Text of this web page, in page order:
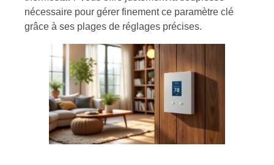
nécessaire pour gérer finement ce paramètre clé
grâce à ses plages de réglages précises.